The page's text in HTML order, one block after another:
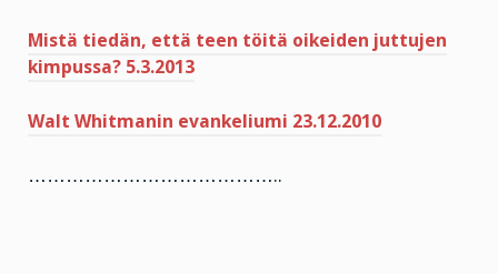
Mistä tiedän, että teen töitä oikeiden juttujen
kimpussa? 5.3.2013
Walt Whitmanin evankeliumi 23.12.2010
…………………………………..